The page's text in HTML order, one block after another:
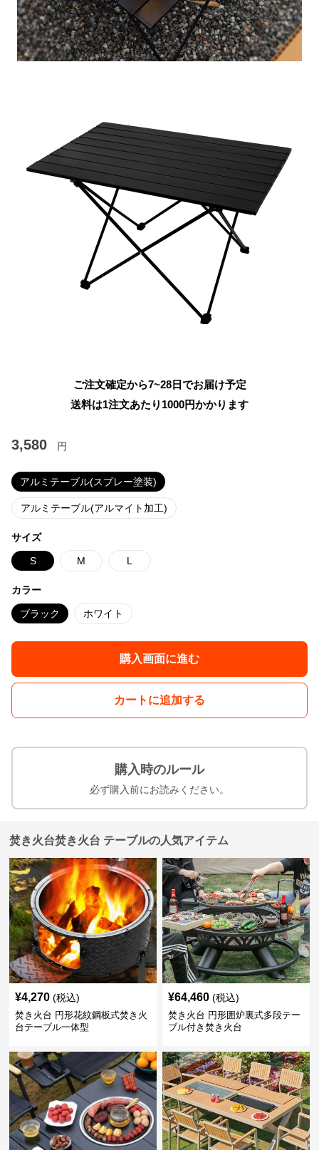
ご注文確定から7~28日でお届け予定
送料は1注文あたり 1000円かかります
3,580 円
アルミテーブル(スプレー塗装)
アルミテーブル(アルマイト加工)
サイズ
S M L
カラー
ブラック ホワイト
購入画面に進む
カートに追加する
購入時のルール
必ず購入前にお読みください。
焚き火台焚き火台 テーブルの人気アイテム
¥4,270 (税込)
焚き火台 円形花紋鋼板式焚き火
台テーブル一体型
¥64,460 (税込)
焚き火台 円形囲炉裏式多段テー
ブル付き焚き火台